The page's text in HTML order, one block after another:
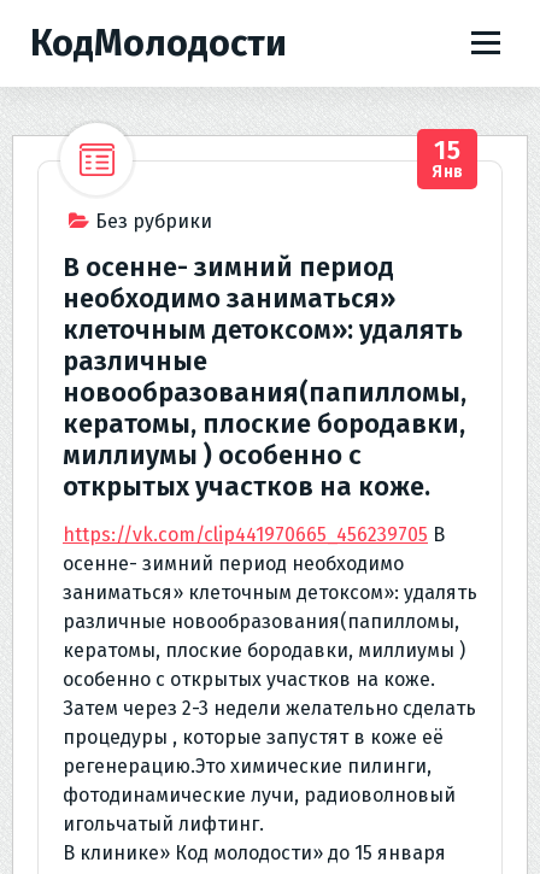
е
КодМолодости
Без рубрики
15
Янв
В осенне- зимний период
необходимо заниматься»
клеточным детоксом»: удалять
различные
новообразования(папилломы,
кератомы, плоские бородавки,
миллиумы ) особенно с
открытых участков на коже.
https://vk.com/clip441970665_456239705 В
осенне- зимний период необходимо
заниматься» клеточным детоксом»: удалять
различные новообразования(папилломы,
кератомы, плоские бородавки, миллиумы )
особенно с открытых участков на коже.
Затем через 2-3 недели желательно сделать
процедуры , которые запустят в коже её
регенерацию.Это химические пилинги,
фотодинамические лучи, радиоволновый
игольчатый лифтинг.
В клинике» Код молодости» до 15 января